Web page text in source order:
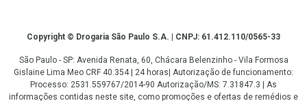
CopyrightCopyright © Drogaria São Paulo S.A. | CNPJ: 61.412.110/0565-33
São Paulo - SP: Avenida Renata, 60, Chácara Belenzinho - Vila Formosa
Gislaine Lima Meo CRF 40.354 | 24 horas| Autorização de funcionamento:
Processo: 2531.559767/2014-90 Autorização/MS: 7.31847.3 | As
informações contidas neste site, como promoções e ofertas de remédios e